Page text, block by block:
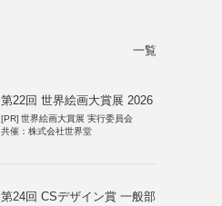
一覧
第22回 世界絵画大賞展 2026
[PR] 世界絵画大賞展 実行委員会
共催：株式会社世界堂
第24回 CSデザイン賞 一般部